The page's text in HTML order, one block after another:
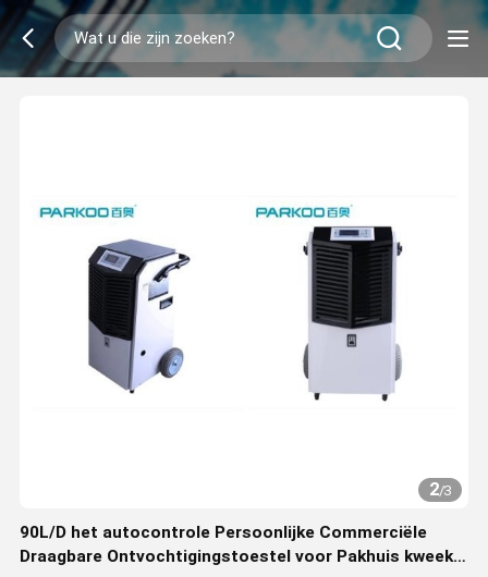
2/3
90L/D het autocontrole Persoonlijke Commerciële
Draagbare Ontvochtigingstoestel voor Pakhuis kweekt